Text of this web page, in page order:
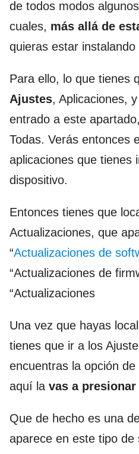
de todos modos
cuales, más allá de
quieras estar
Para ello, lo que tienes
Ajustes, Aplicaciones,
entrado a este
Todas. Verás entonces
aplicaciones que tienes
dispositivo.
Entonces tienes que
Actualizaciones, que
“Actualizaciones de
“Actualizaciones de
“Actualizaciones
Una vez que hayas
tienes que ir a los
encuentras la opción
aquí la vas a
Que de hecho es una
aparece en este tipo de